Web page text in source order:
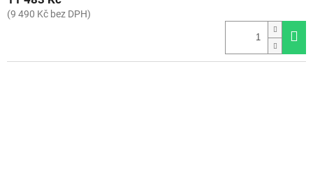
(9 490 Kč bez DPH)